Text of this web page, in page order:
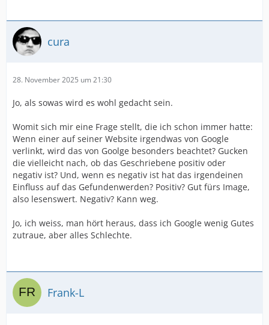
cura
28. November 2025 um 21:30
Jo, als sowas wird es wohl gedacht sein.
Womit sich mir eine Frage stellt, die ich schon immer hatte:
Wenn einer auf seiner Website irgendwas von Google
verlinkt, wird das von Goolge besonders beachtet? Gucken
die vielleicht nach, ob das Geschriebene positiv oder
negativ ist? Und, wenn es negativ ist hat das irgendeinen
Einfluss auf das Gefundenwerden? Positiv? Gut fürs Image,
also lesenswert. Negativ? Kann weg.
Jo, ich weiss, man hört heraus, dass ich Google wenig Gutes
zutraue, aber alles Schlechte.
Frank-L